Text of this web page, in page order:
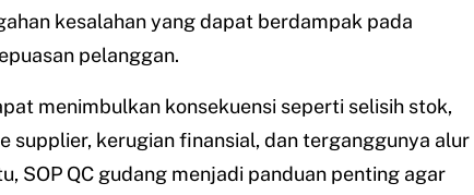
kesalahan yang dapat berdampak pada
pelanggan.
menimbulkan konsekuensi seperti selisih stok,
supplier, kerugian finansial, dan terganggunya alur
SOP QC gudang menjadi panduan penting agar